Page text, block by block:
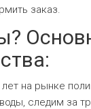
заказ.
на рынке
следим за